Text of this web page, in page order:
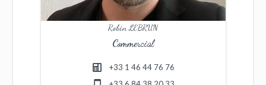
Robin LEBRUN
Commercial
+33 1 46 44 76 76